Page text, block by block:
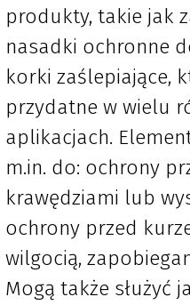
produkty, takie jak
nasadki ochronne
korki zaślepiające,
przydatne w wielu
aplikacjach.
m.in. do: ochrony
krawędziami lub
ochrony przed
wilgocią,
Mogą także służyć